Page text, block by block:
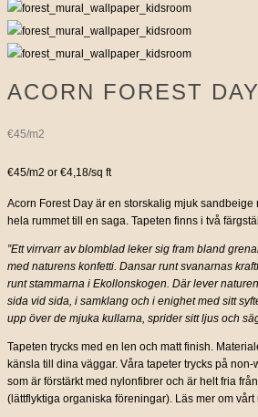
ACORN FOREST DAY
€45/m2
€45/m2 or €4,18/sq ft
Acorn Forest Day är en storskalig mjuk
hela rummet till en saga. Tapeten finns i två
”Ett virrvarr av blomblad leker sig fram bland
med naturens konfetti. Dansar runt svanarnas
runt stammarna i Ekollonskogen. Där lever
sida vid sida, i samklang och i enighet med sitt
upp över de mjuka kullarna, sprider sitt ljus och
Tapeten trycks med en len och matt finish.
känsla till dina väggar. Våra tapeter trycks på
som är förstärkt med nylonfibrer och är helt fria
(lättflyktiga organiska föreningar). Läs mer om